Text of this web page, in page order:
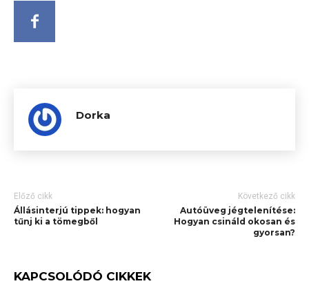
Dorka
Előző cikk
Állásinterjú tippek: hogyan
tűnj ki a tömegből
Következő cikk
Autóüveg jégtelenítése:
Hogyan csináld okosan és
gyorsan?
KAPCSOLÓDÓ CIKKEK